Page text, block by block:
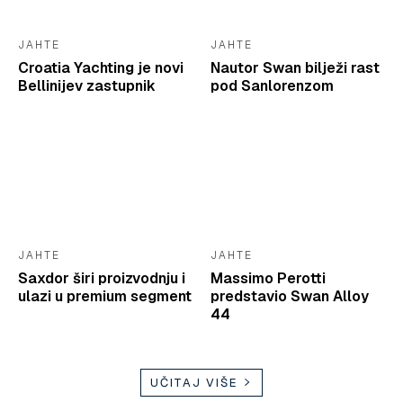
JAHTE
Croatia Yachting je novi
Bellinijev zastupnik
JAHTE
Nautor Swan bilježi rast
pod Sanlorenzom
JAHTE
Saxdor širi proizvodnju i
ulazi u premium segment
JAHTE
Massimo Perotti
predstavio Swan Alloy
44
UČITAJ VIŠE